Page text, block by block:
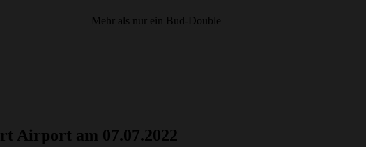
Mehr als nur ein Bud-Double
Airport am 07.07.2022